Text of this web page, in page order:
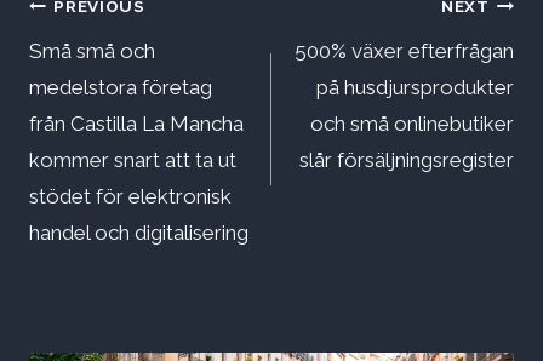
PREVIOUS
Små små och
medelstora företag
från Castilla La Mancha
kommer snart att ta ut
stödet för elektronisk
handel och digitalisering
NEXT
500% växer efterfrågan
på husdjursprodukter
och små onlinebutiker
slår försäljningsregister